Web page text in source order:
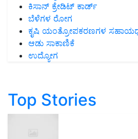
ಕಿಸಾನ್ ಕ್ರೇಡಿಟ್ ಕಾರ್ಡ್
ಬೆಳೆಗಳ ರೋಗ
ಕೃಷಿ ಯಂತ್ರೋಪಕರಣಗಳ
ಆಡು ಸಾಕಾಣಿಕೆ
ಉದ್ಯೋಗ
Top Stories